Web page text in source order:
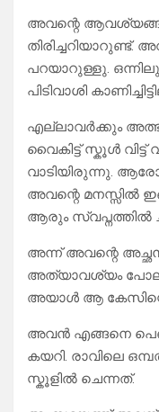
അവന്റെ
പറയാറുള്ളു.
പിടിവാശി
എല്ലാവര്‍ക്കും
വൈകിട്ട് സ്കൂൾ
വാടിയിരുന്നു.
അവന്റെ മനസ്സിൽ
ആരും സ്വപ്നത്തിൽ
അന്ന് അവന്റെ
അത്യാവശ്യം
അയാൾ ആ
അവൻ എങ്ങനെ
കയറി. രാവിലെ
സ്കൂളിൽ ചെന്നത്.